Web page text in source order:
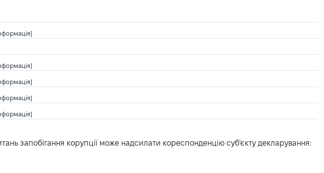
запобігання корупції може надсилати кореспонденцію суб'єкту декларування: